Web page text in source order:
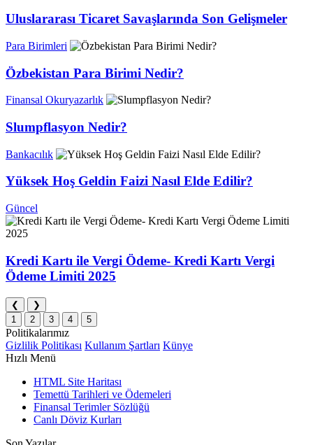
Uluslararası Ticaret Savaşlarında Son Gelişmeler
Para Birimleri
Özbekistan Para Birimi Nedir?
Finansal Okuryazarlık
Slumpflasyon Nedir?
Bankacılık
Yüksek Hoş Geldin Faizi Nasıl Elde Edilir?
Güncel
Kredi Kartı ile Vergi Ödeme- Kredi Kartı Vergi
Ödeme Limiti 2025
❮
❯
1
2 3 4 5
Politikalarımız
Gizlilik Politikası Kullanım Şartları Künye
Hızlı Menü
HTML Site Haritası
Temettü Tarihleri ve Ödemeleri
Finansal Terimler Sözlüğü
Canlı Döviz Kurları